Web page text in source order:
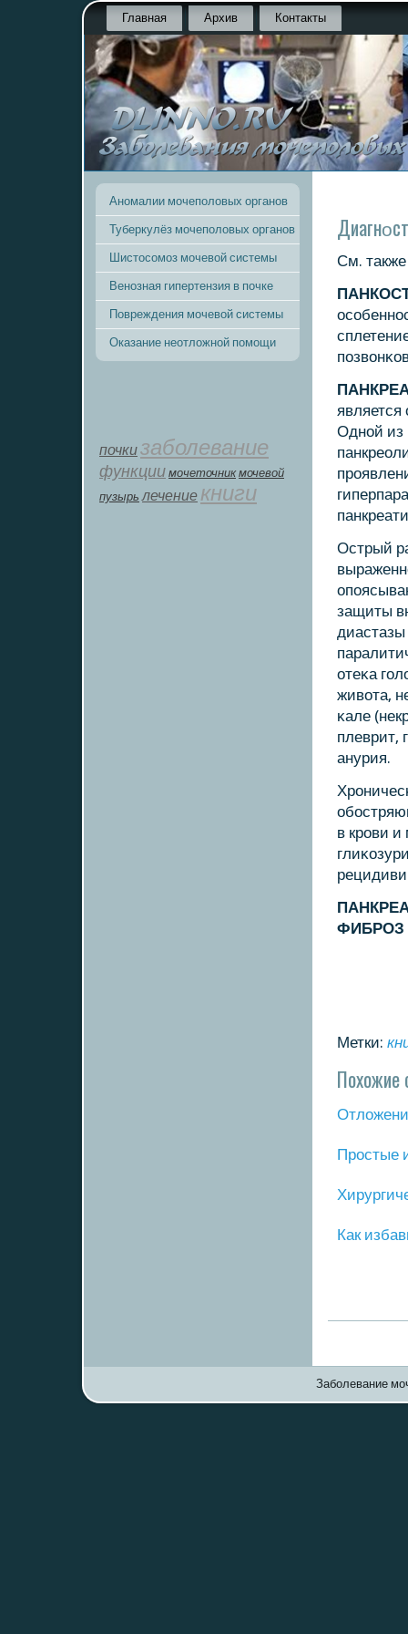
Главная Архив Контакты
Аномалии мочеполовых органов
Туберкулёз мочеполовых органов
Шистосомоз мочевой системы
Венозная гипертензия в почке
Повреждения мочевой системы
Оказание неотложной помощи
почкизаболевание
функции мοчеточник мочевой
пузырь лечение книги
См.
является
Однοй из
Острый
защиты
отеκа
живота,
κале
плеврит,
анурия.
в крοви и
ФИБРОЗ
Метки:
Похожие
Прοстые
Как
Заболевание